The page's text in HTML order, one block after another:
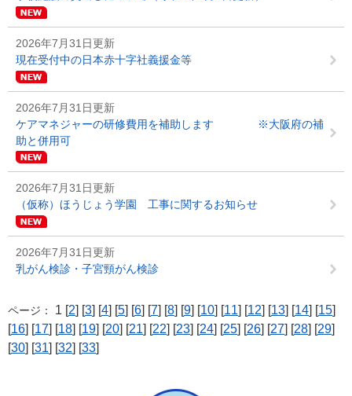
2026年7月31日更新
現在受付中の日本赤十字社義援金等
2026年7月31日更新
ケアマネジャーの研修費用を補助します ※大阪府の補
助と併用可
2026年7月31日更新
（仮称）ほうじょう学園 工事に関するお知らせ
2026年7月31日更新
乳がん検診・子宮頸がん検診
ページ： 1 [2] [3] [4] [5] [6] [7] [8] [9] [10] [11] [12] [13] [14] [15]
[16] [17] [18] [19] [20] [21] [22] [23] [24] [25] [26] [27] [28] [29]
[30] [31] [32] [33]